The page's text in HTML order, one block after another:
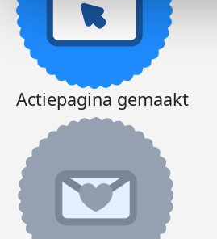
Actiepagina gemaakt